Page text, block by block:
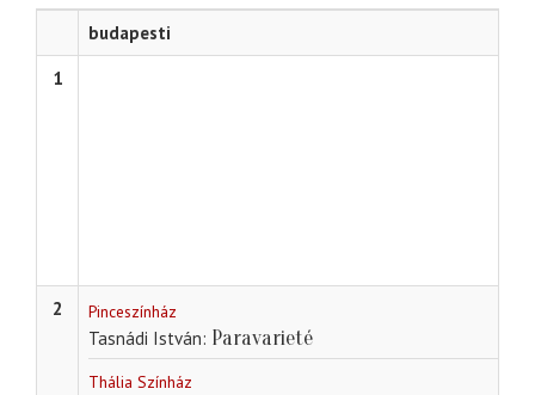
budapesti
1
2 Pinceszínház
Tasnádi István Paravarieté
Thália Színház